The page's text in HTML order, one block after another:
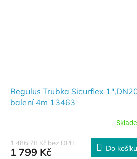
Regulus Trubka Sicurflex
balení 4m 13463
1 486,78 Kč bez DPH
1 799 Kč Do košíku